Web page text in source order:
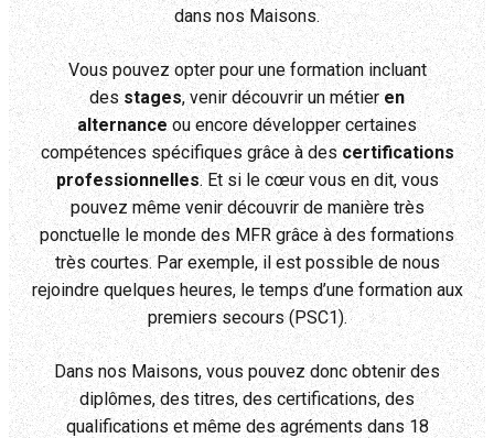
dans nos Maisons.
Vous pouvez opter pour une formation incluant
desstages, venir découvrir un métieren
alternanceou encore développer certaines
compétences spécifiques grâce à descertifications
professionnelles. Et si le cœur vous en dit, vous
pouvez même venir découvrir de manière très
ponctuelle le monde des MFR grâce à des formations
très courtes. Par exemple, il est possible de nous
rejoindre quelques heures, le temps d’une formation aux
premiers secours (PSC1).
Dans nos Maisons, vous pouvez donc obtenir des
diplômes, des titres, des certifications, des
qualifications et même des agréments dans 18